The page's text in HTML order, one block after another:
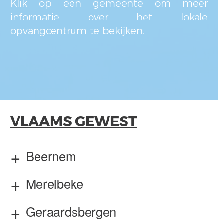
Klik op een gemeente om meer
informatie over het lokale
opvangcentrum te bekijken.
VLAAMS GEWEST
Beernem
Merelbeke
Geraardsbergen